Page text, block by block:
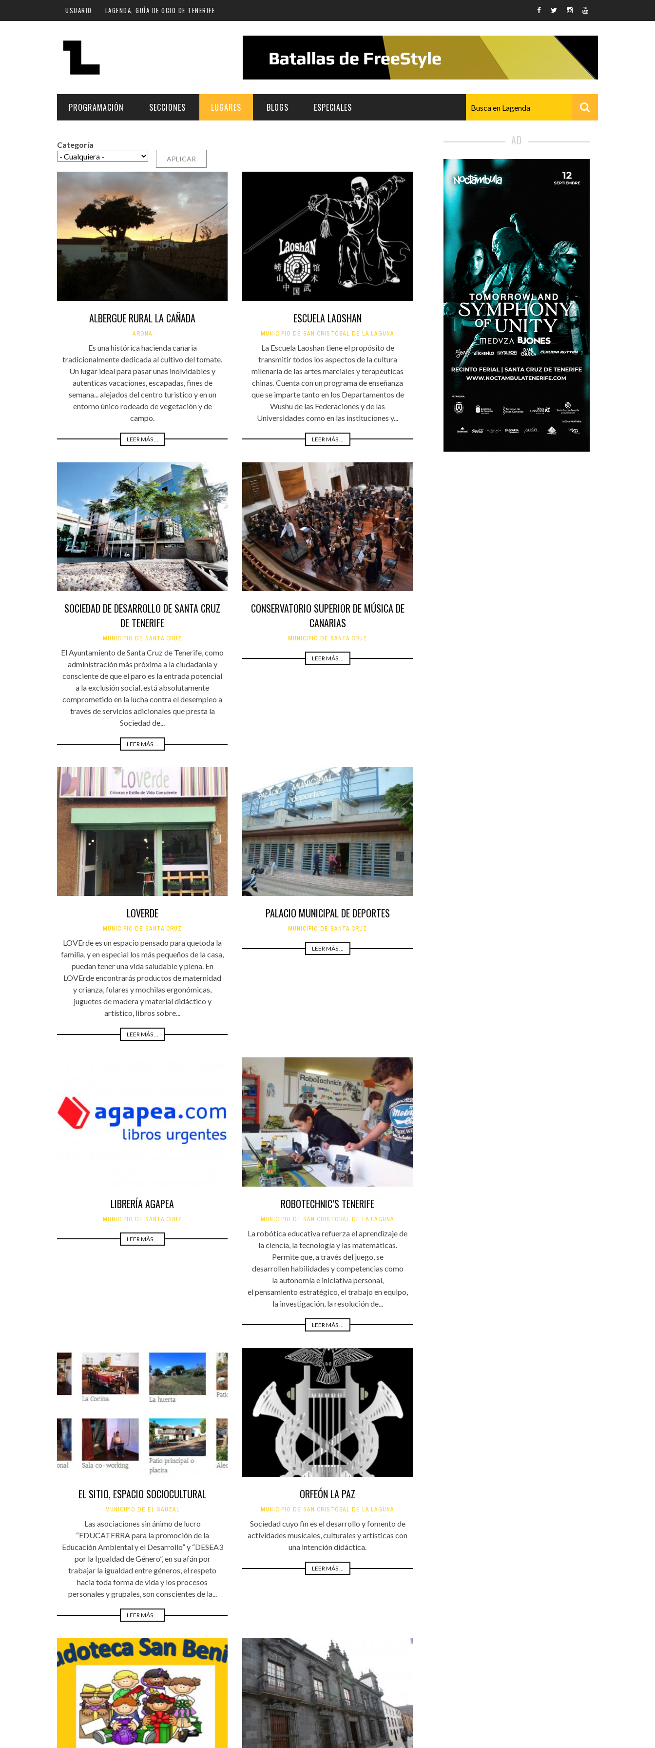
Pasar al contenido principal
USUARIO LAGENDA, GUÍA DE OCIO DE TENERIFE
PROGRAMACIÓN
FECHA
Hoy
Plan Finde
Norte
Sur
Santa Cruz | La Laguna
Cultura
Deporte y Naturaleza
Gastro
Infantil
Música
Escénicas
AVANZADO
SECCIONES
MÚSICA
ESCÉNICAS
GASTRONOMÍA
INFANTIL
LUGARES
NOCHE
LOCALES CON ACTUACIONES
BLOGS ESPECIALES
TENERIFE PHE FESTIVAL 2026
XXVII VERANO DE CUENTO
Categoría
ALBERGUE RURAL LA CAÑADA
ARONA
Es una histórica hacienda canaria
tradicionalmente dedicada al cultivo del tomate.
Un lugar ideal para pasar unas inolvidables y
autenticas vacaciones, escapadas, fines de
semana... alejados del centro turistico y en un
entorno único rodeado de vegetación y de
campo.
LEER MÁS ...
ESCUELA LAOSHAN
MUNICIPIO DE SAN CRISTÓBAL DE LA LAGUNA
La Escuela Laoshan tiene el propósito de
transmitir todos los aspectos de la cultura
milenaria de las artes marciales y terapéuticas
chinas. Cuenta con un programa de enseñanza
que se imparte tanto en los Departamentos de
Wushu de las Federaciones y de las
Universidades como en las instituciones y...
LEER MÁS ...
SOCIEDAD DE DESARROLLO DE SANTA CRUZ
DE TENERIFE
MUNICIPIO DE SANTA CRUZ
El Ayuntamiento de Santa Cruz de Tenerife, como
administración más próxima a la ciudadanía y
consciente de que el paro es la entrada potencial
a la exclusión social, está absolutamente
comprometido en la lucha contra el desempleo a
través de servicios adicionales que presta la
Sociedad de...
LEER MÁS ...
CONSERVATORIO SUPERIOR DE MÚSICA DE
CANARIAS
MUNICIPIO DE SANTA CRUZ
LEER MÁS ...
LOVERDE
MUNICIPIO DE SANTA CRUZ
LOVErde es un espacio pensado para quetoda la
familia, y en especial los más pequeños de la casa,
puedan tener una vida saludable y plena. En
LOVErde encontrarás productos de maternidad
y crianza, fulares y mochilas ergonómicas,
juguetes de madera y material didáctico y
artístico, libros sobre...
LEER MÁS ...
PALACIO MUNICIPAL DE DEPORTES
MUNICIPIO DE SANTA CRUZ
LEER MÁS ...
LIBRERÍA AGAPEA
MUNICIPIO DE SANTA CRUZ
LEER MÁS ...
ROBOTECHNIC’S TENERIFE
MUNICIPIO DE SAN CRISTÓBAL DE LA LAGUNA
La robótica educativa refuerza el aprendizaje de
la ciencia, la tecnología y las matemáticas.
Permite que, a través del juego, se
desarrollen habilidades y competencias como
la autonomía e iniciativa personal,
el pensamiento estratégico, el trabajo en equipo,
la investigación, la resolución de...
LEER MÁS ...
EL SITIO, ESPACIO SOCIOCULTURAL
MUNICIPIO DE EL SAUZAL
Las asociaciones sin ánimo de lucro
“EDUCATERRA para la promoción de la
Educación Ambiental y el Desarrollo” y “DESEA3
por la Igualdad de Género”, en su afán por
trabajar la igualdad entre géneros, el respeto
hacia toda forma de vida y los procesos
personales y grupales, son conscientes de la...
LEER MÁS ...
ORFEÓN LA PAZ
MUNICIPIO DE SAN CRISTÓBAL DE LA LAGUNA
Sociedad cuyo fin es el desarrollo y fomento de
actividades musicales, culturales y artísticas con
una intención didáctica.
LEER MÁS ...
AD